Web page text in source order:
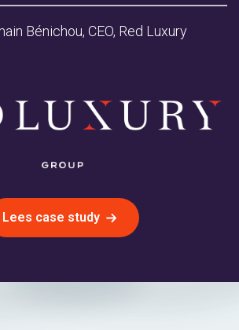
Bénichou, CEO, Red Luxury
Lees case study